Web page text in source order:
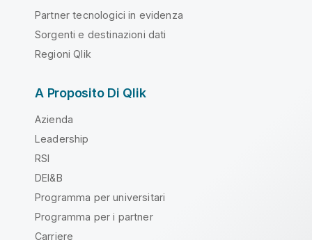
Partner tecnologici in evidenza
Sorgenti e destinazioni dati
Regioni Qlik
A Proposito Di Qlik
Azienda
Leadership
RSI
DEI&B
Programma per universitari
Programma per i partner
Carriere